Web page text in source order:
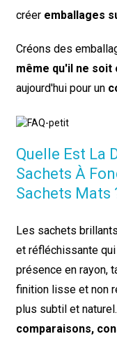
créer emballages
Créons des
même qu'il ne soit
aujourd'hui pour un
Quelle Est La
Sachets À
Sachets Mats
Les sachets
et réfléchissante
présence en rayon,
finition lisse et non
plus subtil et naturel.
comparaisons,